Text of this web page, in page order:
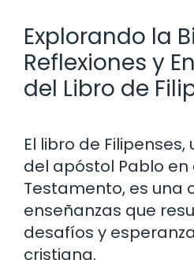
Explorando la
Reflexiones y
del Libro de
El libro de
del apóstol Pablo en
Testamento, es una
enseñanzas que
desafíos y
cristiana.